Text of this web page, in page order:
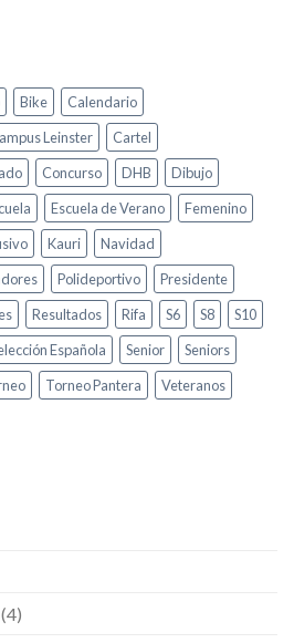
Bike
Calendario
Leinster
Cartel
Concurso DHB
Dibujo
Escuela de Verano
Femenino
Kauri
Navidad
Polideportivo
Presidente
Resultados Rifa S6 S8
S10
Española Senior
Seniors
Torneo Pantera Veteranos
(4)